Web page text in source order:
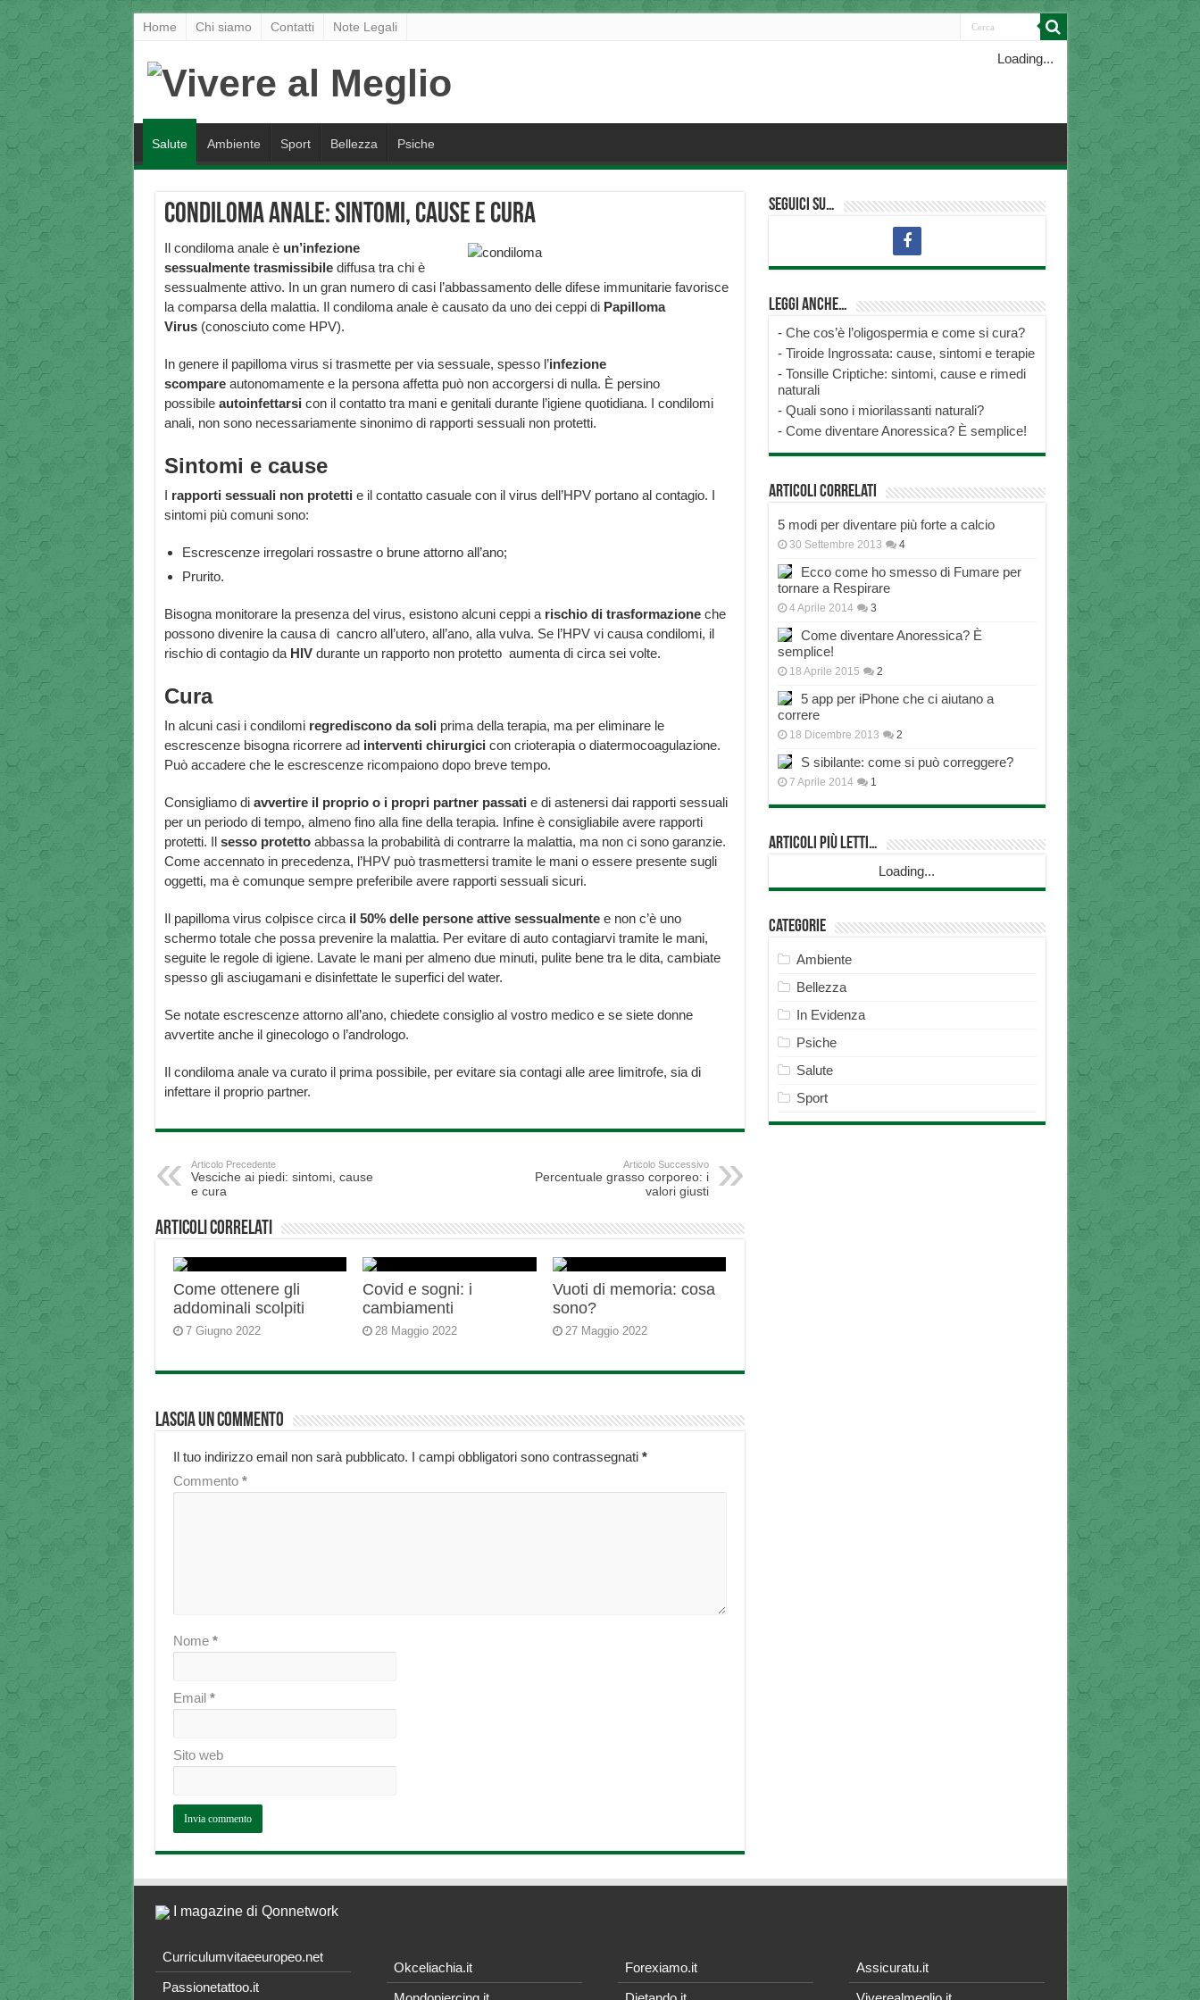
Home Chi siamo Contatti Note Legali
Loading...
Salute Ambiente Sport Bellezza Psiche
Condiloma anale: sintomi, cause e cura
Il condiloma anale è un’infezione
sessualmente trasmissibilediffusa tra chi è
sessualmente attivo. In un gran numero di casi l’abbassamento delle difese immunitarie favorisce
la comparsa della malattia. Il condiloma anale è causato da uno dei ceppi di Papilloma
Virus(conosciuto come HPV).
In genere il papilloma virus si trasmette per via sessuale, spesso l’infezione
scompareautonomamente e la persona affetta può non accorgersi di nulla. È persino
possibile autoinfettarsi con il contatto tra mani e genitali durante l’igiene quotidiana. I condilomi
anali, non sono necessariamente sinonimo di rapporti sessuali non protetti.
Sintomi e cause
I rapporti sessuali non protetti e il contatto casuale con il virus dell’HPV portano al contagio. I
sintomi più comuni sono:
Escrescenze irregolari rossastre o brune attorno all’ano;
Prurito.
Bisogna monitorare la presenza del virus, esistono alcuni ceppi arischio di trasformazioneche
possono divenire la causa di cancro all’utero, all’ano, alla vulva. Se l’HPV vi causa condilomi, il
rischio di contagio da HIVdurante un rapporto non protetto aumenta di circa sei volte.
Cura
In alcuni casi i condilomi regrediscono da soli prima della terapia, ma per eliminare le
escrescenze bisogna ricorrere ad interventi chirurgici con crioterapia o diatermocoagulazione.
Può accadere che le escrescenze ricompaiono dopo breve tempo.
Consigliamo di avvertire il proprio o i propri partner passati e di astenersi dai rapporti sessuali
per un periodo di tempo, almeno fino alla fine della terapia. Infine è consigliabile avere rapporti
protetti. Il sesso protettoabbassa la probabilità di contrarre la malattia, ma non ci sono garanzie.
Come accennato in precedenza, l’HPV può trasmettersi tramite le mani o essere presente sugli
oggetti, ma è comunque sempre preferibile avere rapporti sessuali sicuri.
Il papilloma virus colpisce circa il 50% delle persone attive sessualmente e non c’è uno
schermo totale che possa prevenire la malattia. Per evitare di auto contagiarvi tramite le mani,
seguite le regole di igiene. Lavate le mani per almeno due minuti, pulite bene tra le dita, cambiate
spesso gli asciugamani e disinfettate le superfici del water.
Se notate escrescenze attorno all’ano, chiedete consiglio al vostro medico e se siete donne
avvertite anche il ginecologo o l’andrologo.
Il condiloma anale va curato il prima possibile, per evitare sia contagi alle aree limitrofe, sia di
infettare il proprio partner.
Articolo Precedente
Vesciche ai piedi: sintomi, cause
e cura
Articolo Successivo
Percentuale grasso corporeo: i
valori giusti
Articoli correlati
Come ottenere gli
addominali scolpiti
7 Giugno 2022
Covid e sogni: i
cambiamenti
28 Maggio 2022
Vuoti di memoria: cosa
sono?
27 Maggio 2022
Lascia un commento
Il tuo indirizzo email non sarà pubblicato. I campi obbligatori sono contrassegnati *
Commento *
Nome *
Email *
Sito web
Seguici su…
Leggi anche…
- Che cos’è l’oligospermia e come si cura?
- Tiroide Ingrossata: cause, sintomi e terapie
- Tonsille Criptiche: sintomi, cause e rimedi
naturali
- Quali sono i miorilassanti naturali?
- Come diventare Anoressica? È semplice!
Articoli correlati
5 modi per diventare più forte a calcio
30 Settembre 2013 4
Ecco come ho smesso di Fumare per
tornare a Respirare
4 Aprile 2014 3
Come diventare Anoressica? È
semplice!
18 Aprile 2015 2
5 app per iPhone che ci aiutano a
correre
18 Dicembre 2013 2
S sibilante: come si può correggere?
7 Aprile 2014 1
Articoli più Letti…
Loading...
Categorie
Ambiente
Bellezza
In Evidenza
Psiche
Salute
Sport
I magazine di Qonnetwork
Curriculumvitaeeuropeo.net
Passionetattoo.it
Okceliachia.it
Forexiamo.it
Assicuratu.it